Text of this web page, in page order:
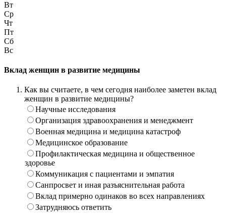
Вт
Ср
Чт
Пт
Сб
Вс
Вклад женщин в развитие медицины
Как вы считаете, в чем сегодня наиболее заметен вклад
женщин в развитие медицины?
Научные исследования
Организация здравоохранения и менеджмент
Военная медицина и медицина катастроф
Медицинское образование
Профилактическая медицина и общественное
здоровье
Коммуникация с пациентами и эмпатия
Санпросвет и иная разъяснительная работа
Вклад примерно одинаков во всех направлениях
Затрудняюсь ответить